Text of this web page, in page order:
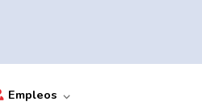
Empleos